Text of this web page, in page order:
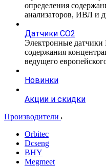
определения
анализаторов, ИВЛ и
Датчики CO2
Электронные
содержания
ведущего
Новинки
Акции и скидки
Производители
Orbitec
Dcseng
BHY
Megmeet